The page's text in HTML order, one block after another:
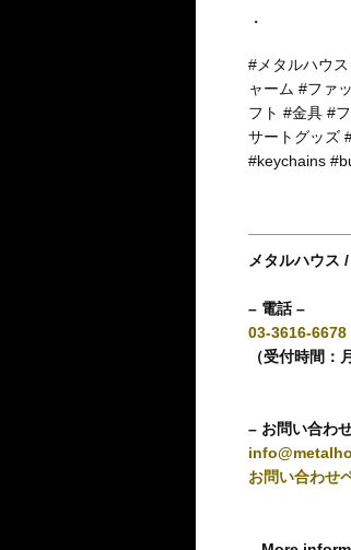
・
#メタルハウ
ャーム #ファ
フト #金具 #
サートグッズ
#keychains
メタルハウス
– 電話 –
03-3616-6678
（受付時間
– お問い合わ
お問い合わせ